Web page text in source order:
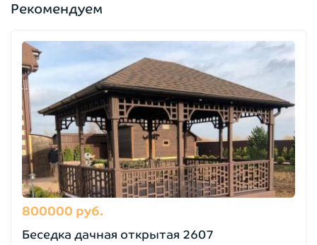
Рекомендуем
800000 руб.
Беседка дачная открытая 2607